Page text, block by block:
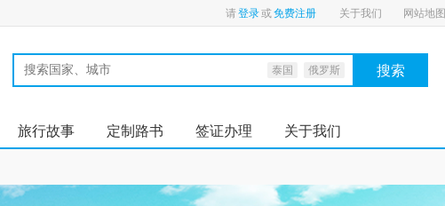
请登录或免费注册 关于我们 网站地图
泰国 俄罗斯 搜索
旅行故事 定制路书 签证办理 关于我们